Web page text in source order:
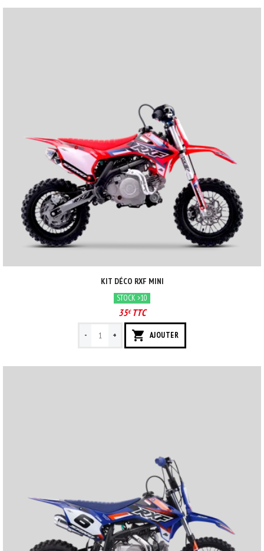
KIT DÉCO RXF MINI
STOCK >10
35€TTC
- + AJOUTER